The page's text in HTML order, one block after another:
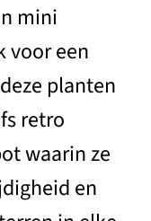
mini
voor een
planten
retro
waarin ze
en